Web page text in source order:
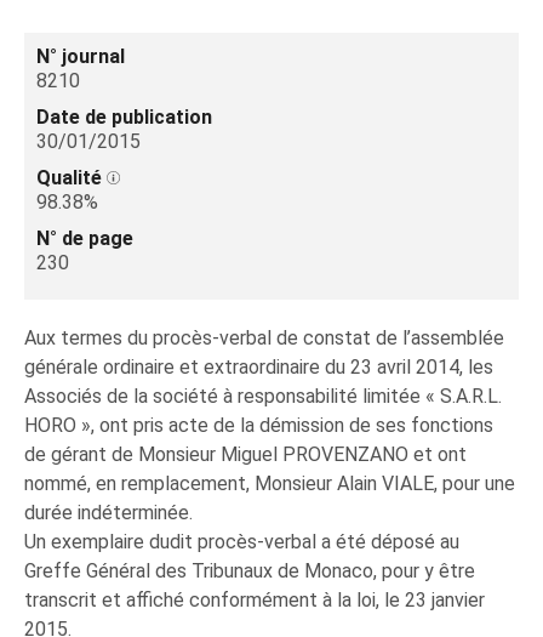
N° journal
8210
Date de publication
30/01/2015
Qualité
98.38%
N° de page
230
Aux termes du procès-verbal de constat de l’assemblée
générale ordinaire et extraordinaire du 23 avril 2014, les
Associés de la société à responsabilité limitée « S.A.R.L.
HORO », ont pris acte de la démission de ses fonctions
de gérant de Monsieur Miguel PROVENZANO et ont
nommé, en remplacement, Monsieur Alain VIALE, pour une
durée indéterminée.
Un exemplaire dudit procès-verbal a été déposé au
Greffe Général des Tribunaux de Monaco, pour y être
transcrit et affiché conformément à la loi, le 23 janvier
2015.